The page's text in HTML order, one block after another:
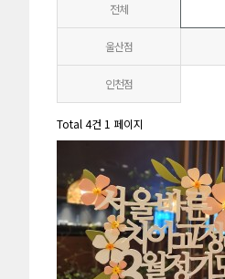
전체
울산점
인천점
Total 4건 1 페이지